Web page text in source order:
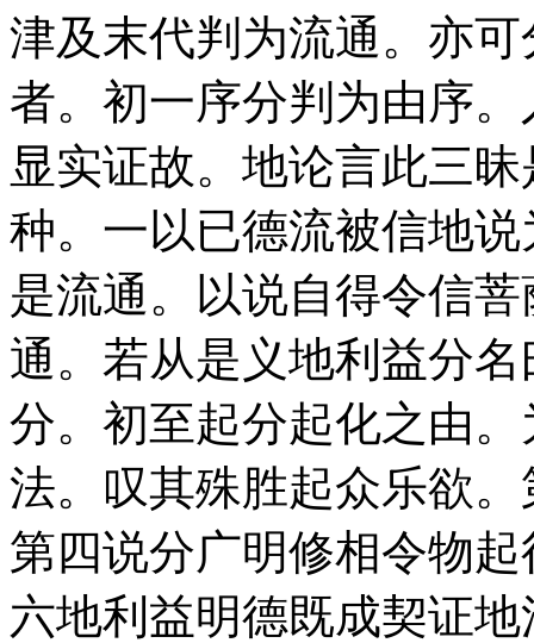
津及末代判为流通。亦
者。初一序分判为由序
显实证故。地论言此三
种。一以已德流被信地
是流通。以说自得令信
通。若从是义地利益分
分。初至起分起化之由
法。叹其殊胜起众乐欲
第四说分广明修相令物
六地利益明德既成契证